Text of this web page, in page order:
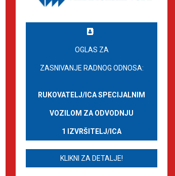
OGLAS ZA
ZASNIVANJE RADNOG ODNOSA:
RUKOVATELJ/ICA SPECIJALNIM
VOZILOM ZA ODVODNJU
1 IZVRŠITELJ/ICA
KLIKNI ZA DETALJE!